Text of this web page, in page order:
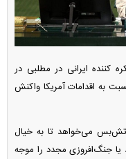
کننده ایرانی در مطلبی در
به اقدامات آمریکا واکنش
می‌خواهد تا به خیال
یا جنگ‌افروزی مجدد را موجه